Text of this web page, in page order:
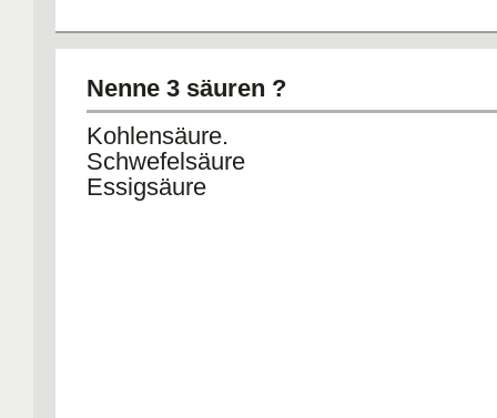
Nenne 3 säuren ?
Kohlensäure.
Schwefelsäure
Essigsäure